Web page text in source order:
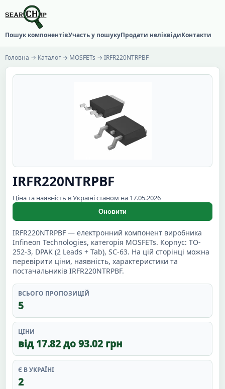
Пошук компонентівУчасть у пошукуПродати неліквідиКонтакти
Головна → Каталог → MOSFETs → IRFR220NTRPBF
IRFR220NTRPBF
Ціна та наявність в Україні станом на 17.05.2026
Оновити
IRFR220NTRPBF — електронний компонент виробника
Infineon Technologies, категорія MOSFETs. Корпус: TO-
252-3, DPAK (2 Leads + Tab), SC-63. На цій сторінці можна
перевірити ціни, наявність, характеристики та
постачальників IRFR220NTRPBF.
ВСЬОГО ПРОПОЗИЦІЙ
5
ЦІНИ
від 17.82 до 93.02 грн
Є В УКРАЇНІ
2